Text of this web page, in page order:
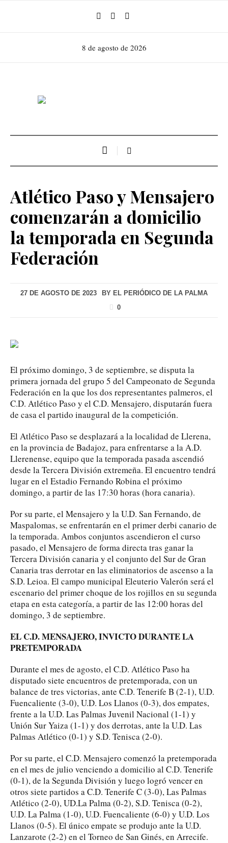
8 de agosto de 2026
Atlético Paso y Mensajero
comenzarán a domicilio
la temporada en Segunda
Federación
27 DE AGOSTO DE 2023 BY EL PERIÓDICO DE LA PALMA
0
El próximo domingo, 3 de septiembre, se disputa la
primera jornada del grupo 5 del Campeonato de Segunda
Federación en la que los dos representantes palmeros, el
C.D. Atlético Paso y el C.D. Mensajero, disputarán fuera
de casa el partido inaugural de la competición.
El Atlético Paso se desplazará a la localidad de Llerena,
en la provincia de Badajoz, para enfrentarse a la A.D.
Llerenense, equipo que la temporada pasada ascendió
desde la Tercera División extremeña. El encuentro tendrá
lugar en el Estadio Fernando Robina el próximo
domingo, a partir de las 17:30 horas (hora canaria).
Por su parte, el Mensajero y la U.D. San Fernando, de
Maspalomas, se enfrentarán en el primer derbi canario de
la temporada. Ambos conjuntos ascendieron el curso
pasado, el Mensajero de forma directa tras ganar la
Tercera División canaria y el conjunto del Sur de Gran
Canaria tras derrotar en las eliminatorios de ascenso a la
S.D. Leioa. El campo municipal Eleuterio Valerón será el
escenario del primer choque de los rojillos en su segunda
etapa en esta categoría, a partir de las 12:00 horas del
domingo, 3 de septiembre.
EL C.D. MENSAJERO, INVICTO DURANTE LA
PRETEMPORADA
Durante el mes de agosto, el C.D. Atlético Paso ha
disputado siete encuentros de pretemporada, con un
balance de tres victorias, ante C.D. Tenerife B (2-1), U.D.
Fuencaliente (3-0), U.D. Los Llanos (0-3), dos empates,
frente a la U.D. Las Palmas Juvenil Nacional (1-1) y
Unión Sur Yaiza (1-1) y dos derrotas, ante la U.D. Las
Palmas Atlético (0-1) y S.D. Tenisca (2-0).
Por su parte, el C.D. Mensajero comenzó la pretemporada
en el mes de julio venciendo a domicilio al C.D. Tenerife
(0-1), de la Segunda División y luego logró vencer en
otros siete partidos a C.D. Tenerife C (3-0), Las Palmas
Atlético (2-0), UD.La Palma (0-2), S.D. Tenisca (0-2),
U.D. La Palma (1-0), U.D. Fuencaliente (6-0) y U.D. Los
Llanos (0-5). El único empate se produjo ante la U.D.
Lanzarote (2-2) en el Torneo de San Ginés, en Arrecife.